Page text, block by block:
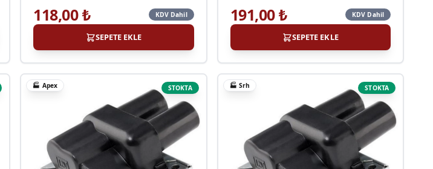
118,00₺ KDV Dahil
SEPETE EKLE
191,00₺ KDV Dahil
SEPETE EKLE
STOKTA
🏭 Apex STOKTA
🏭 Srh